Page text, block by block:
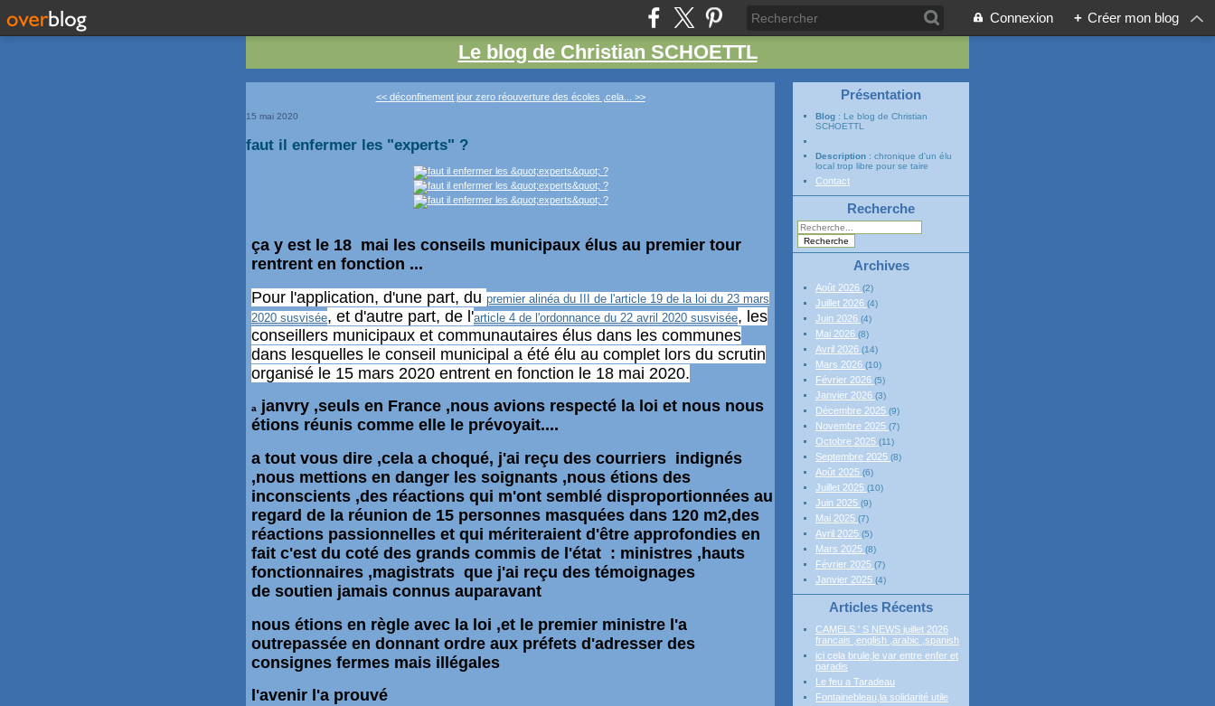
Connexion + Créer mon blog
Le blog de Christian SCHOETTL
<< déconfinement jour zero réouverture des écoles ,cela... >>
15 mai 2020
faut il enfermer les "experts" ?
ça y est le 18 mai les conseils municipaux élus au premier tour
rentrent en fonction ...
Pour l'application, d'une part, du premier alinéa du III de l'article 19 de la loi du 23 mars
2020 susvisée, et d'autre part, de l'article 4 de l'ordonnance du 22 avril 2020 susvisée, les
conseillers municipaux et communautaires élus dans les communes
dans lesquelles le conseil municipal a été élu au complet lors du scrutin
organisé le 15 mars 2020 entrent en fonction le 18 mai 2020.
a
janvry ,seuls en France ,nous avions respecté la loi et nous nous
étions réunis comme elle le prévoyait....
a tout vous dire ,cela a choqué, j'ai reçu des courriers indignés
,nous mettions en danger les soignants ,nous étions des
inconscients ,des réactions qui m'ont semblé disproportionnées au
regard de la réunion de 15 personnes masquées dans 120 m2,des
réactions passionnelles et qui mériteraient d'être approfondies en
fait c'est du coté des grands commis de l'état : ministres ,hauts
fonctionnaires ,magistrats que j'ai reçu des témoignages
de soutien jamais connus auparavant
nous étions en règle avec la loi ,et le premier ministre l'a
outrepassée en donnant ordre aux préfets d'adresser des
consignes fermes mais illégales
l'avenir l'a prouvé
Présentation
Blog : Le blog de Christian
SCHOETTL
Description : chronique d'un élu
local trop libre pour se taire
Contact
Recherche
Archives
Août 2026 (2)
Juillet 2026 (4)
Juin 2026 (4)
Mai 2026 (8)
Avril 2026 (14)
Mars 2026 (10)
Février 2026 (5)
Janvier 2026 (3)
Décembre 2025 (9)
Novembre 2025 (7)
Octobre 2025 (11)
Septembre 2025 (8)
Août 2025 (6)
Juillet 2025 (10)
Juin 2025 (9)
Mai 2025 (7)
Avril 2025 (5)
Mars 2025 (8)
Février 2025 (7)
Janvier 2025 (4)
Articles Récents
CAMELS ' S NEWS juillet 2026
francais ,english ,arabic ,spanish
ici cela brule,le var entre enfer et
paradis
Le feu a Taradeau
Fontainebleau,la solidarité utile